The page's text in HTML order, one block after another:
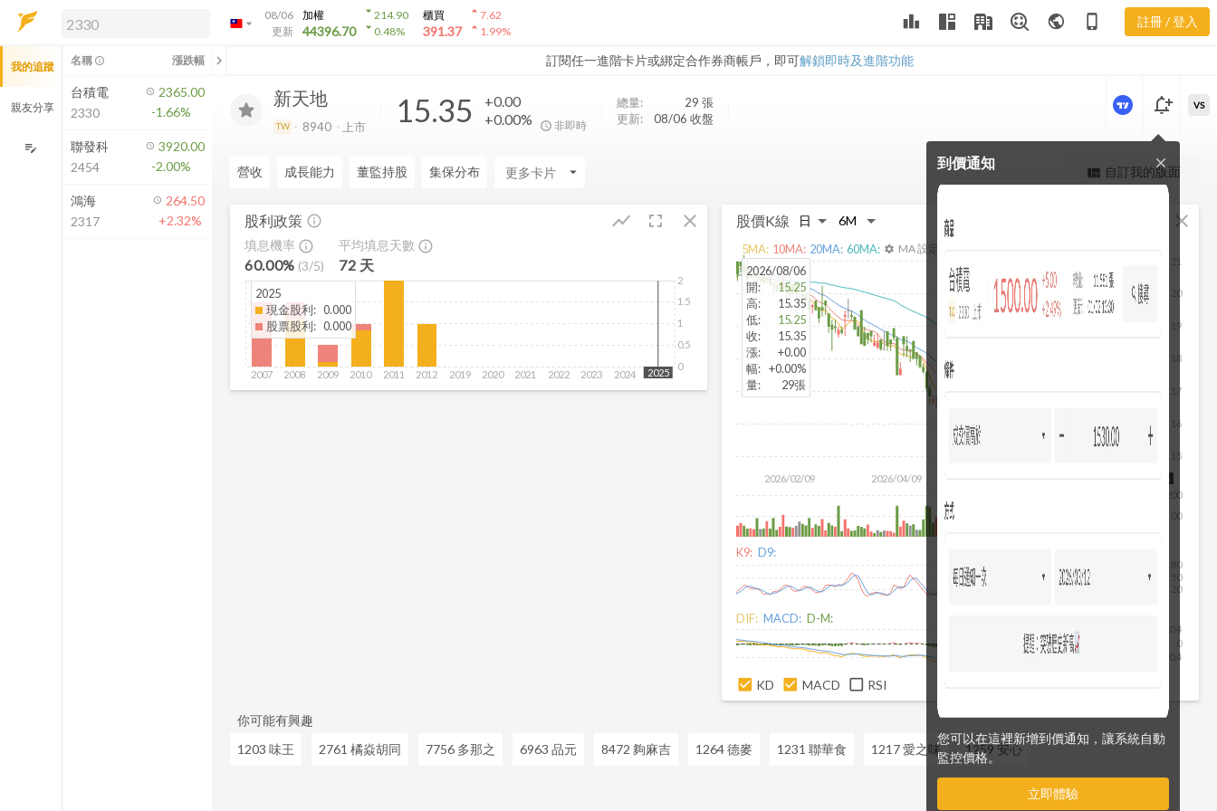
arrow_drop_down
08/06
更新
加權
44396.70
arrow_drop_down214.90
arrow_drop_down0.48%
櫃買
391.37
arrow_drop_up7.62
arrow_drop_up1.99% leaderboard public phone_iphone 註冊 / 登入
訂閱任一進階卡片或綁定合作券商帳戶，即可解鎖即時及進階功能
解鎖即時行情及進階功能
方案」，即可解鎖以下功能：
即時行情
即時市況與排行
成交金額熱力圖
前往方案訂閱
如何綁定合作券商
策
新天地
TW 8940 上市 15.35
+0.00
+0.00%
非即時
總量: 29 張
更新:
08/06 收盤
更強大的進階價量圖表
notification_add
到價通知
您可以在這裡新增到價通知，讓系統自動
監控價格。
立即體驗
close
VS
營收 成長能力 董監持股 集保分布 arrow_drop_down view_quilt 自訂我的版面
股利政策 fullscreen close
show_chart
info_outline
填息機率 info_outline
60.00% (3/5)
平均填息天數 info_outline
72 天
2007 2008 2009 2010 2011 2012 2019 2020 2021 2022 2023 2024 2025
0
0.5
1
1.5
2
2025
2025
現金股利: 0.000
股票股利: 0.000
股價K線 close
2026/02/09 2026/04/09
15
16
17
18
19
20
2026/08/06
100
200
2026/08/06
開:
15.25
高:
15.35
低:
15.25
收:
15.35
漲:
+0.00
幅: +0.00%
量: 29張
5MA: 10MA: 20MA: 60MA: settings MA 設定
K9: D9:
20
50
80
DIF: MACD: D-M:
-0.4
0
0.4
KD MACD RSI
你可能有興趣
1203 味王
2761 橘焱胡同 7756 多那之 6963 品元 8472 夠麻吉 1264 德麥 1231 聯華食 1217 愛之味 1259 安心
我的追蹤
親友分享
edit_note
名稱 info_outline 漲跌幅 chevron_left
台積電
2330
2365.00
-1.66%
聯發科
2454
3920.00
-2.00%
鴻海
2317
264.50
+2.32%